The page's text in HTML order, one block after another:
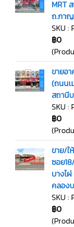
MRT
ถ.กาญ
SKU :
฿0
ขายอ
(ถนนเ
สถานี
SKU :
฿0
ขาย/ใ
ซอย
บางไ
คลอง
SKU :
฿0